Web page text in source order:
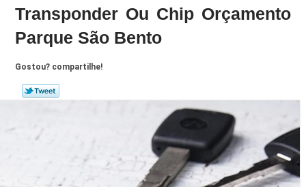
Transponder Ou Chip Orçamento
Parque São Bento
Gostou? compartilhe!